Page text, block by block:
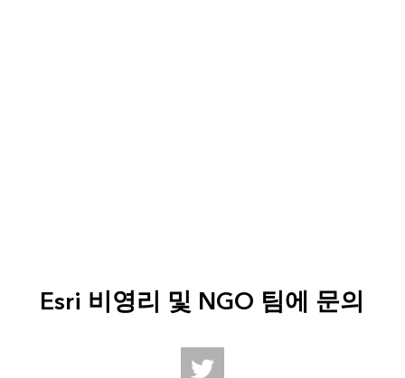
Esri 비영리 및 NGO 팀에 문의
Follow us on Twitter